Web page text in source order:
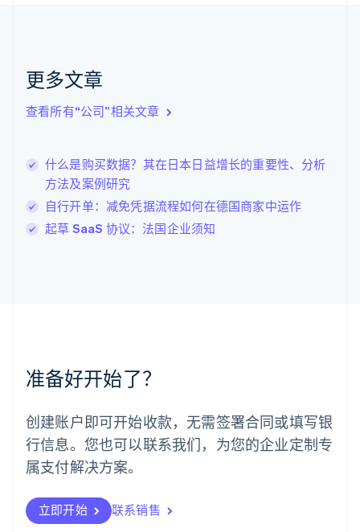
更多文章
查看所有“公司”相关文章
什么是购买数据？其在日本日益增长的重要性、分析
方法及案例研究
自行开单：减免凭据流程如何在德国商家中运作
起草 SaaS 协议：法国企业须知
准备好开始了？
创建账户即可开始收款，无需签署合同或填写银
行信息。您也可以联系我们，为您的企业定制专
属支付解决方案。
立即开始 联系销售
English Italiano
拉脱维亚
立陶宛
DeutschEnglish
卢森堡
罗马尼亚
English
挪威
葡萄牙
Português English
日本
日本語English
瑞典
瑞士
DeutschFrançais